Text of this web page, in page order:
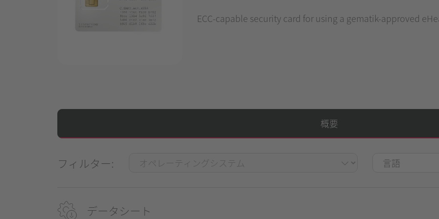
ECC-capable security card for using a gematik-approved
概要
フィルター:
データシート